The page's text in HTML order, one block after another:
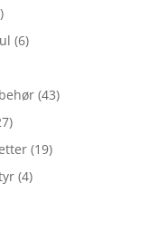
(6)
(43)
(19)
(4)